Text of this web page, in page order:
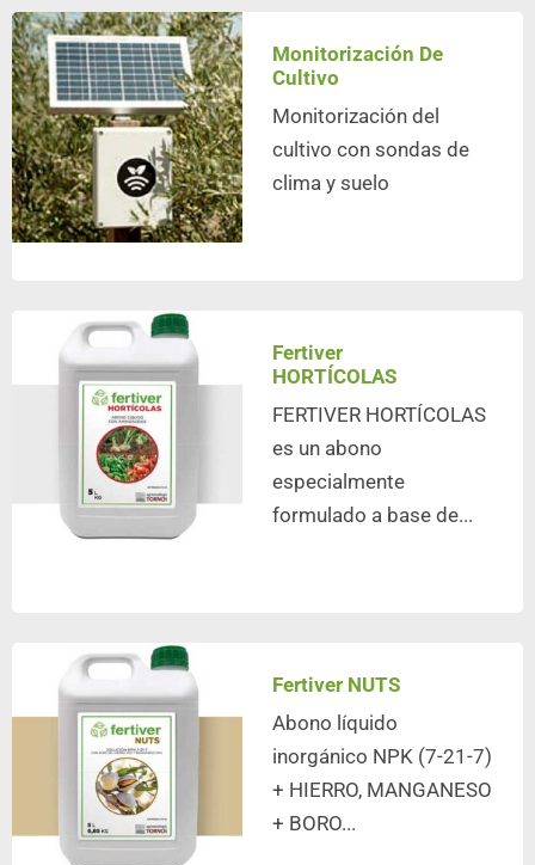
Monitorización De
Cultivo
Monitorización del
cultivo con sondas de
clima y suelo
Fertiver
HORTÍCOLAS
FERTIVER HORTÍCOLAS
es un abono
especialmente
formulado a base de...
Fertiver NUTS
Abono líquido
inorgánico NPK (7-21-7)
+ HIERRO, MANGANESO
+ BORO...